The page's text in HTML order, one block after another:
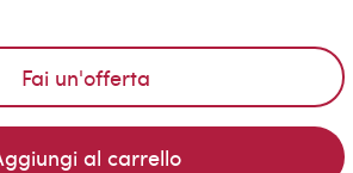
Fai un'offerta
al carrello